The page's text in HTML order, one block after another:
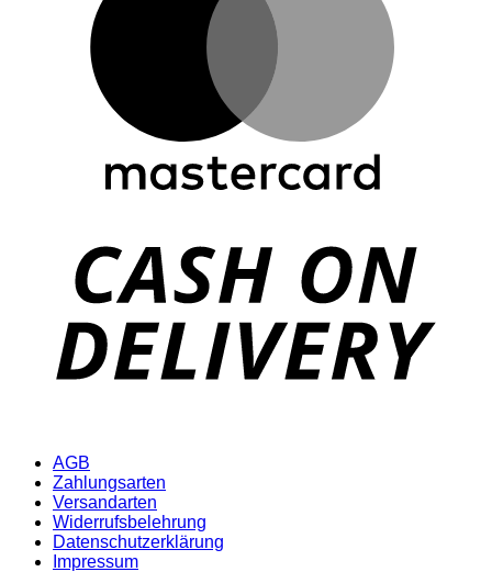
AGB
Zahlungsarten
Versandarten
Widerrufsbelehrung
Datenschutzerklärung
Impressum